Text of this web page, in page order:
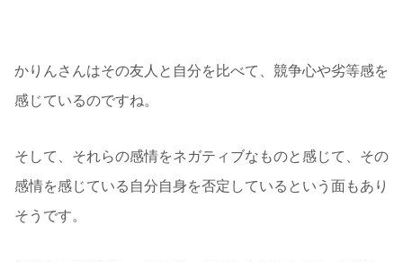
かりんさんはその友人と自分を比べて、競争心や劣等感を
感じているのですね。
そして、それらの感情をネガティブなものと感じて、その
感情を感じている自分自身を否定しているという面もあり
そうです。